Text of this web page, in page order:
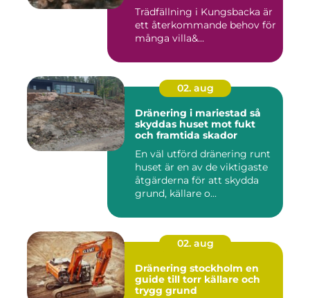
Trädfällning i Kungsbacka är
ett återkommande behov för
många villa&...
02. aug
Dränering i mariestad så
skyddas huset mot fukt
och framtida skador
En väl utförd dränering runt
huset är en av de viktigaste
åtgärderna för att skydda
grund, källare o...
02. aug
Dränering stockholm en
guide till torr källare och
trygg grund